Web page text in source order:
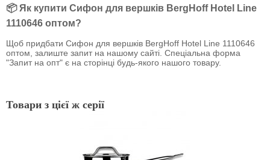
📦 Як купити Сифон для вершків BergHoff Hotel Line
1110646 оптом?
Щоб придбати Сифон для вершків BergHoff Hotel Line 1110646
оптом, залиште запит на нашому сайті. Спеціальна форма
"Запит на опт" є на сторінці будь-якого нашого товару.
Товари з цієї ж серії